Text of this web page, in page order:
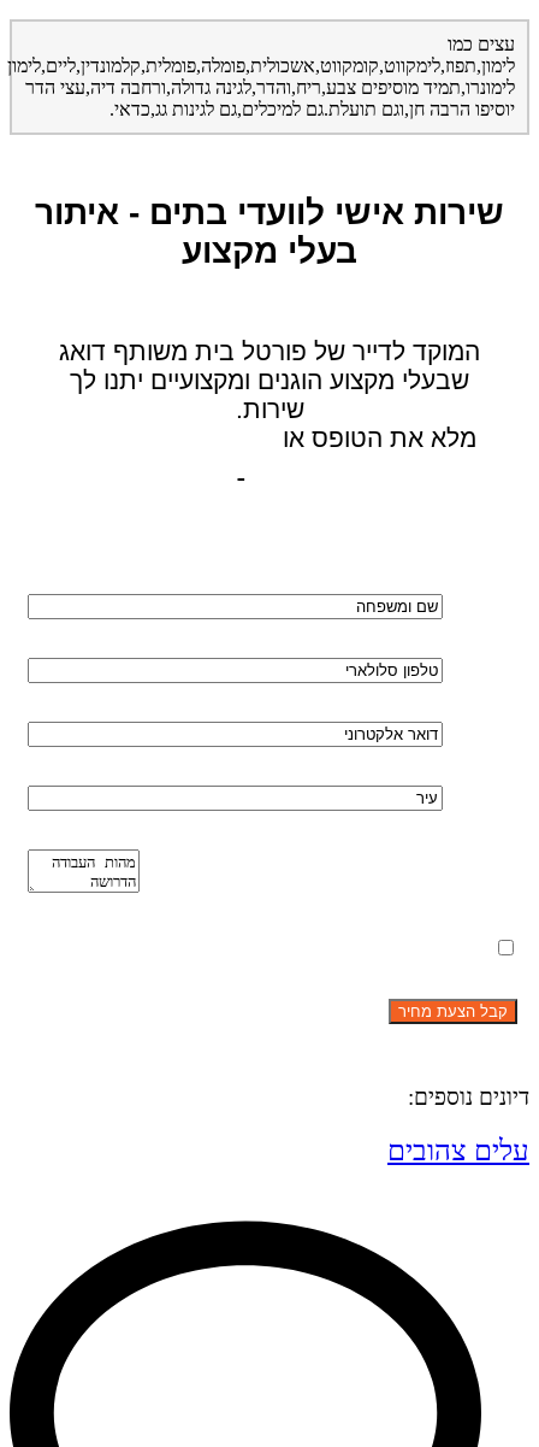
עצים כמו
לימון,תפוז,לימקווט,קומקווט,אשכולית,פומלה,פומלית,קלמונדין,ליים,לימון
לימונרו,תמיד מוסיפים צבע,ריח,והדר,לגינה גדולה,ורחבה דיה,עצי הדר
יוסיפו הרבה חן,וגם תועלת.גם למיכלים,גם לגינות גג,כדאי.
שירות אישי לוועדי בתים - איתור
בעלי מקצוע
המוקד לדייר של פורטל בית משותף דואג
שבעלי מקצוע הוגנים ומקצועיים יתנו לך
שירות.
מלא את הטופס או
דיונים נוספים:
עלים צהובים